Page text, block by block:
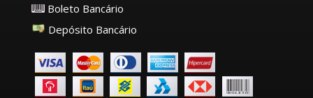
Boleto Bancário
Depósito Bancário